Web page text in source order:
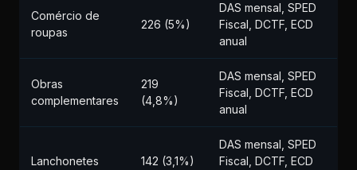
Comércio de
roupas
226 (5%)
DAS mensal, SPED
Fiscal, DCTF, ECD
anual
Obras
complementares
219
(4,8%)
DAS mensal, SPED
Fiscal, DCTF, ECD
anual
Lanchonetes 142 (3,1%)
DAS mensal, SPED
Fiscal, DCTF, ECD